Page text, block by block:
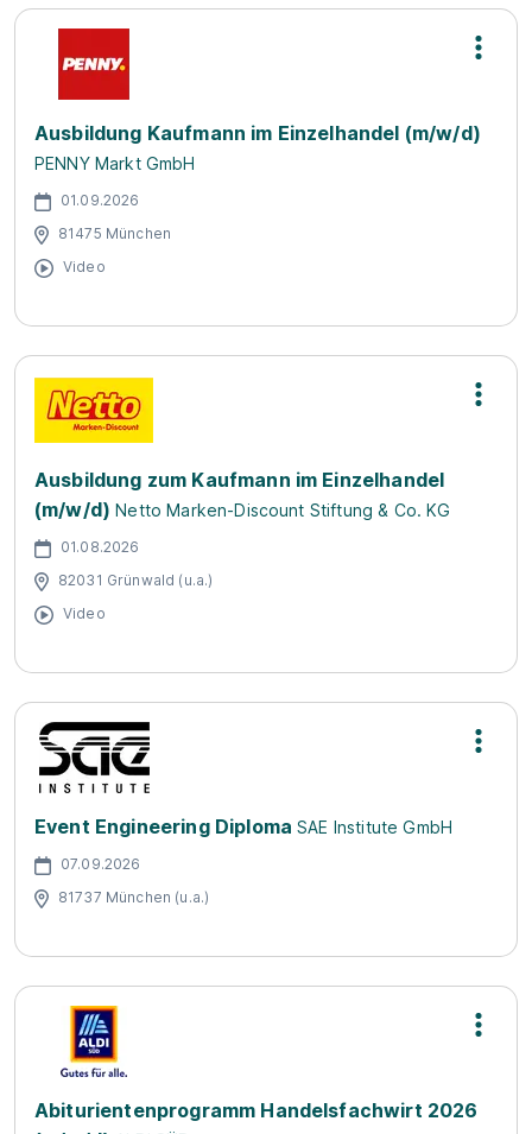
Ausbildung Kaufmann im Einzelhandel (m/w/d)
PENNY Markt GmbH
01.09.2026
81475 München
Video
Ausbildung zum Kaufmann im Einzelhandel
(m/w/d) Netto Marken-Discount Stiftung & Co. KG
01.08.2026
82031 Grünwald (u.a.)
Video
Event Engineering Diploma SAE Institute GmbH
07.09.2026
81737 München (u.a.)
Abiturientenprogramm Handelsfachwirt 2026